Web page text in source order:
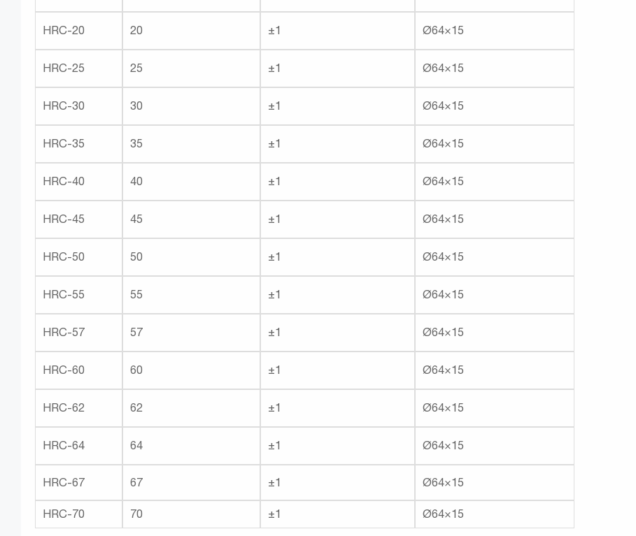
HRC-20 20 ±1 Ø64×15
HRC-25 25 ±1 Ø64×15
HRC-30 30 ±1 Ø64×15
HRC-35 35 ±1 Ø64×15
HRC-40 40 ±1 Ø64×15
HRC-45 45 ±1 Ø64×15
HRC-50 50 ±1 Ø64×15
HRC-55 55 ±1 Ø64×15
HRC-57 57 ±1 Ø64×15
HRC-60 60 ±1 Ø64×15
HRC-62 62 ±1 Ø64×15
HRC-64 64 ±1 Ø64×15
HRC-67 67 ±1 Ø64×15
HRC-70 70 ±1 Ø64×15